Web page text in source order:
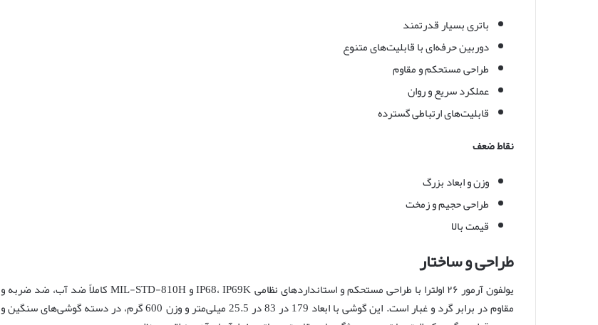
باتری بسیار قدرتمند
دوربین حرفه‌ای با قابلیت‌های متنوع
طراحی مستحکم و مقاوم
عملکرد سریع و روان
قابلیت‌های ارتباطی گسترده
نقاط ضعف
وزن و ابعاد بزرگ
طراحی حجیم و زمخت
قیمت بالا
طراحی و ساختار
یولفون آرمور ۲۶ اولترا با طراحی مستحکم و استانداردهای نظامی IP68، IP69K و MIL-STD-810H کاملاً ضد آب، ضد ضربه و
مقاوم در برابر گرد و غبار است. این گوشی با ابعاد 179 در 83 در 25.5 میلی‌متر و وزن 600 گرم، در دسته گوشی‌های سنگین و